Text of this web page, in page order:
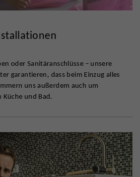
oder Sanitäranschlüsse – unsere
garantieren, dass beim Einzug alles
uns außerdem auch um
Küche und Bad.